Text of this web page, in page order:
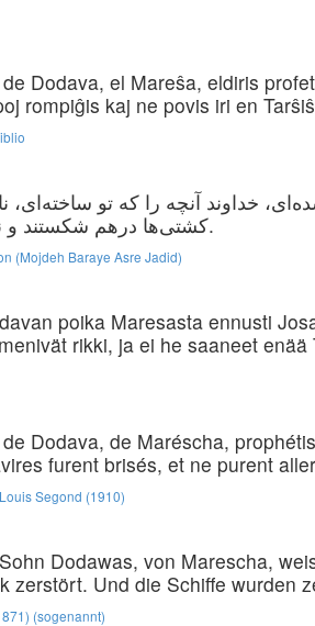
Dodava, el Mareŝa, eldiris
rompiĝis kaj ne povis iri en
خداوند آنچه را که تو ساخته‌ای،
کشتی‌ها درهم شکستند و نتوانستند سفر کنند.
(Mojdeh Baraye Asre Jadid)
poika Maresasta ennusti
rikki, ja ei he saaneet enää
Dodava, de Maréscha,
furent brisés, et ne purent
Segond (1910)
Dodawas, von Marescha,
zerstört. Und die Schiffe wurden
(sogenannt)